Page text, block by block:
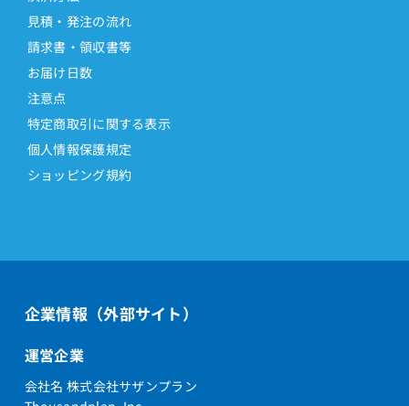
見積・発注の流れ
請求書・領収書等
お届け日数
注意点
特定商取引に関する表示
個人情報保護規定
ショッピング規約
企業情報（外部サイト）
運営企業
会社名 株式会社サザンプラン